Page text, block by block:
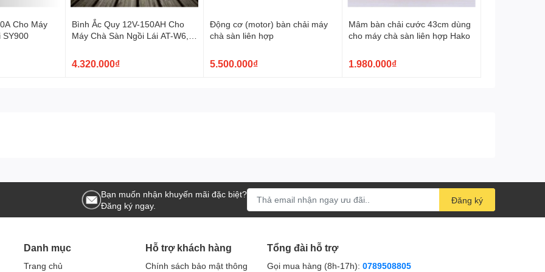
Điều này giúp tăng tính linh hoạt và tiện lợi trong quá trình sử
đặc biệt hữu ích trong các môi trường có nhu cầu vệ sinh
tái chế sau khi sử dụng.
Cho Máy
SY900
Bình Ắc Quy 12V-150AH Cho
Máy Chà Sàn Ngồi Lái AT-W6,
4.320.000₫
Động cơ (motor) bàn chải máy
chà sàn liên hợp
5.500.000₫
Mâm bàn chải cước 43cm dùng
cho máy chà sàn liên hợp Hako
1.980.000₫
Bạn muốn nhận khuyến mãi đặc biệt?
Đăng ký ngay.
Đăng ký
Danh mục
Trang chủ
Hỗ trợ khách hàng
Chính sách bảo mật thông
Tổng đài hỗ trợ
Gọi mua hàng (8h-17h): 0789508805